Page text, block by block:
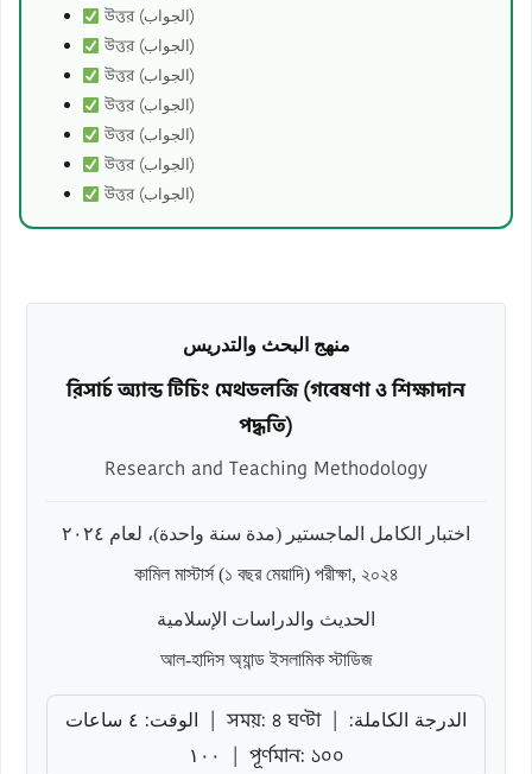
উত্তর (الجواب)
উত্তর (الجواب)
উত্তর (الجواب)
উত্তর (الجواب)
উত্তর (الجواب)
উত্তর (الجواب)
উত্তর (الجواب)
منهج البحث والتدريس
রিসার্চ অ্যান্ড টিচিং মেথডলজি (গবেষণা ও শিক্ষাদান
পদ্ধতি)
Research and Teaching Methodology
اختبار الكامل الماجستير (مدة سنة واحدة)، لعام ٢٠٢٤
কামিল মাস্টার্স (১ বছর মেয়াদি) পরীক্ষা, ২০২৪
الحديث والدراسات الإسلامية
আল-হাদিস অ্যান্ড ইসলামিক স্টাডিজ
الوقت: ٤ ساعات | সময়: ৪ ঘণ্টা | الدرجة الكاملة:
١٠٠ | পূর্ণমান: ১০০